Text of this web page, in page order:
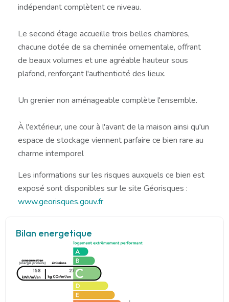
indépendant complètent ce niveau.
Le second étage accueille trois belles chambres,
chacune dotée de sa cheminée ornementale, offrant
de beaux volumes et une agréable hauteur sous
plafond, renforçant l'authenticité des lieux.
Un grenier non aménageable complète l'ensemble.
À l'extérieur, une cour à l'avant de la maison ainsi qu'un
espace de stockage viennent parfaire ce bien rare au
charme intemporel
Les informations sur les risques auxquels ce bien est
exposé sont disponibles sur le site Géorisques :
www.georisques.gouv.fr
Bilan energetique
158 27